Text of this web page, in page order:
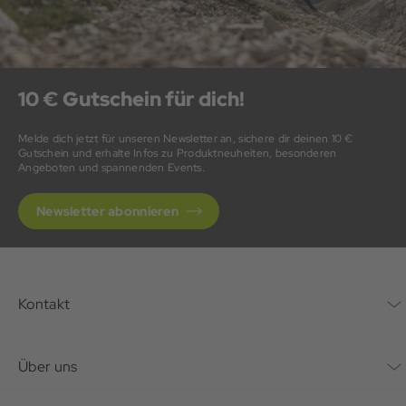
10 € Gutschein für dich!
Melde dich jetzt für unseren Newsletter an, sichere dir deinen 10 €
Gutschein und erhalte Infos zu Produktneuheiten, besonderen
Angeboten und spannenden Events.
Newsletter abonnieren
Kontakt
Über uns